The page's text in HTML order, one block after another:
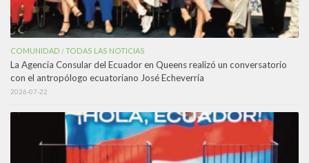
COMUNIDAD /TODAS LAS NOTICIAS
La Agencia Consular del Ecuador en Queens realizó un conversatorio
con el antropólogo ecuatoriano José Echeverría
2026-07-22